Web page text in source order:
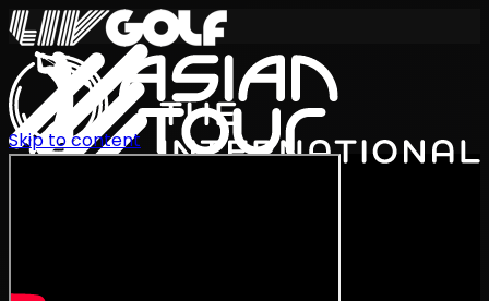
Skip to content